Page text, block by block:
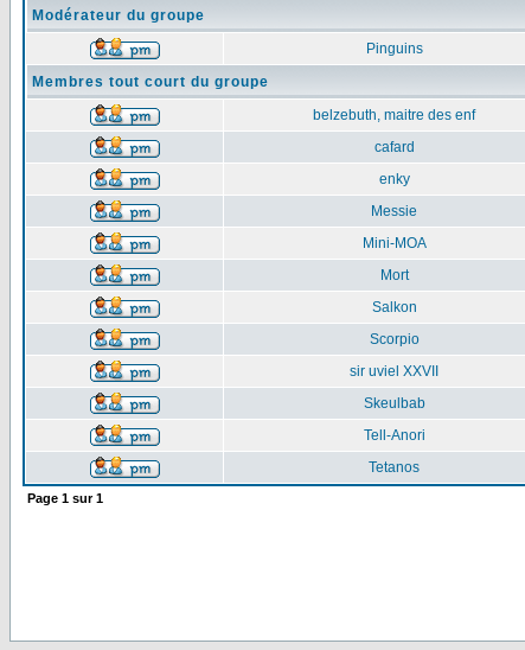
Modérateur du groupe
Pinguins
Membres tout court du groupe
belzebuth, maitre des enf
cafard
enky
Messie
Mini-MOA
Mort
Salkon
Scorpio
sir uviel XXVII
Skeulbab
Tell-Anori
Tetanos
Page 1 sur1